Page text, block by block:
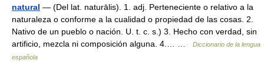
natural — (Del lat. naturālis). 1. adj. Perteneciente o relativo a la
naturaleza o conforme a la cualidad o propiedad de las cosas. 2.
Nativo de un pueblo o nación. U. t. c. s.) 3. Hecho con verdad, sin
artificio, mezcla ni composición alguna. 4.… …
Diccionario de la lengua
española